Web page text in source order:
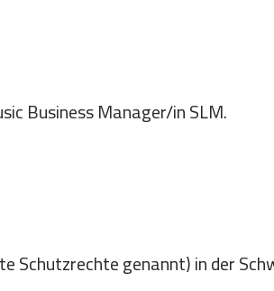
Business Manager/in SLM.
Schutzrechte genannt) in der